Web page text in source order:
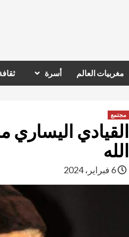
مغربيات العالم أسرة
مجتمع
القيادي اليساري
الله